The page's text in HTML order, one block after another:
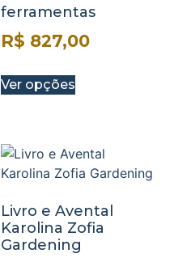
ferramentas
R$ 827,00
Ver opções
Livro e Avental
Karolina Zofia
Gardening